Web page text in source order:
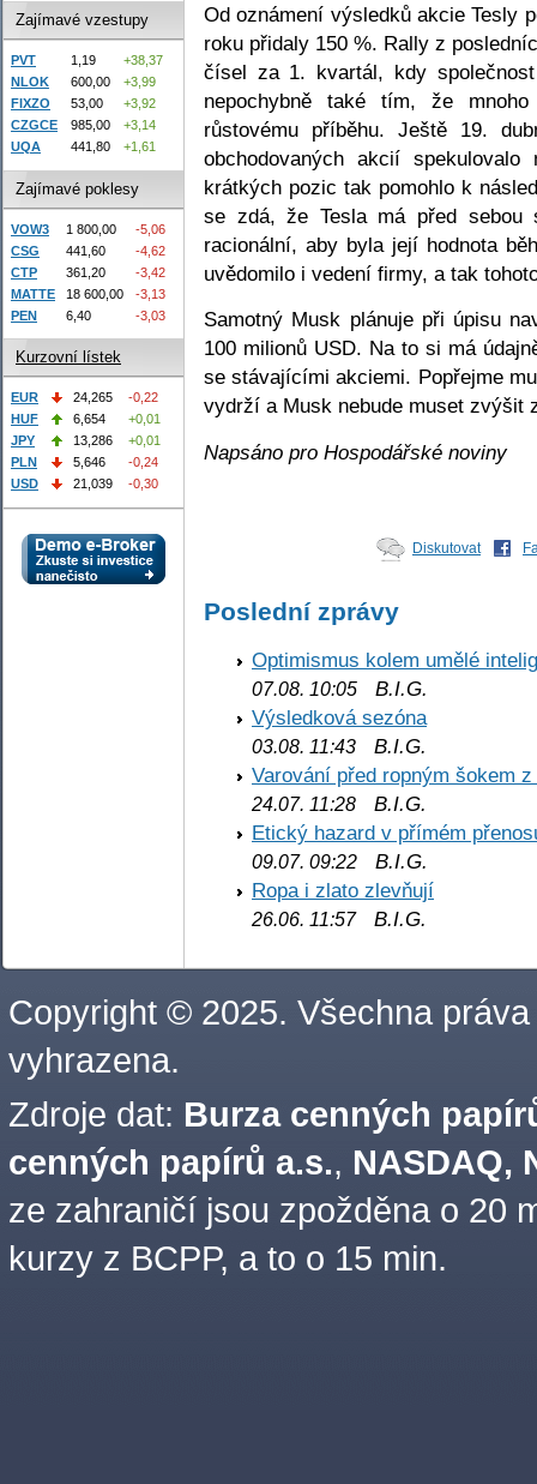
Od oznámení výsledků akcie Tesly
roku přidaly 150 %. Rally z
čísel za 1. kvartál, kdy
nepochybně také tím, že
růstovému příběhu. Ještě 19.
obchodovaných akcií
krátkých pozic tak pomohlo k
se zdá, že Tesla má před sebou
racionální, aby byla její hodnota
uvědomilo i vedení firmy, a tak
Samotný Musk plánuje při úpisu
100 milionů USD. Na to si má
se stávajícími akciemi. Popřejme
vydrží a Musk nebude muset zvýšit
Napsáno pro Hospodářské noviny
Diskutovat
Poslední zprávy
Optimismus kolem umělé
07.08. 10:05 B.I.G.
Výsledková sezóna
03.08. 11:43 B.I.G.
Varování před ropným šokem
24.07. 11:28 B.I.G.
Etický hazard v přímém
09.07. 09:22 B.I.G.
Ropa i zlato zlevňují
26.06. 11:57B.I.G.
Zajímavé vzestupy
PVT 1,19
+38,37
NLOK
600,00
+3,99
FIXZO
53,00
+3,92
CZGCE
985,00
+3,14
UQA
441,80 +1,61
Zajímavé poklesy
VOW3 1 800,00
-5,06
CSG
441,60
-4,62
CTP
361,20
-3,42
MATTE
18 600,00
-3,13
PEN
6,40 -3,03
Kurzovní lístek
EUR 24,265
-0,22
HUF
6,654
+0,01
JPY
13,286
+0,01
PLN
5,646
-0,24
USD
21,039 -0,30
Copyright © 2025. Všechna práva
vyhrazena.
Zdroje dat: Burza cenných
cenných papírů a.s., NASDAQ,
ze zahraničí jsou zpožděna o 20
kurzy z BCPP, a to o 15 min.